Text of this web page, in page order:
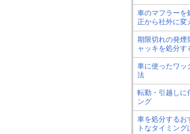
車のマフラーを
正から社外に変
期限切れの発煙
ャッキを処分す
車に使ったワッ
法
転勤・引越しに
ング
車を処分するお
トなタイミン